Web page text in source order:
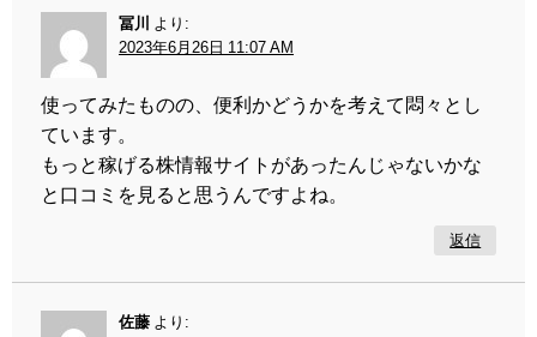
冨川
より:
2023年6月26日 11:07 AM
使ってみたものの、便利かどうかを考えて悶々とし
ています。
もっと稼げる株情報サイトがあったんじゃないかな
と口コミを見ると思うんですよね。
返信
佐藤 より: